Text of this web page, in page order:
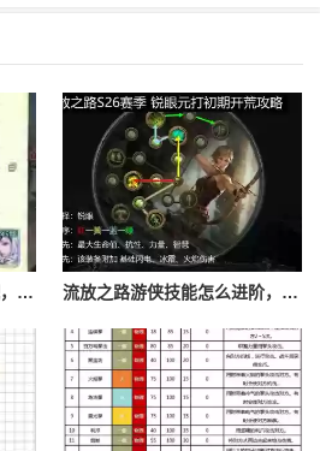
上古王冠五系阵容最强搭配，上古王冠五星排行 流放之路游侠技能怎么进阶，流放之路游侠技能怎么进阶的